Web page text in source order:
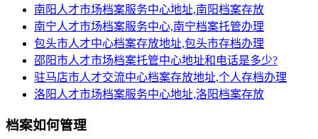
南阳人才市场档案服务中心地址,南阳档案存放
南宁人才市场档案服务中心,南宁档案托管办理
包头市人才中心档案存放地址,包头市存档办理
邵阳市人才市场档案托管中心地址和电话是多少?
驻马店市人才交流中心档案存放地址,个人存档办理
洛阳人才市场档案服务中心地址,洛阳档案存放
档案如何管理